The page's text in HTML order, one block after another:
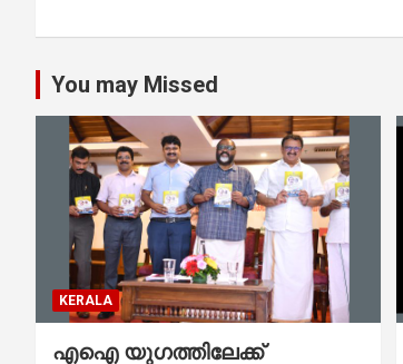
You may Missed
KERALA
എഐ യുഗത്തിലേക്ക്